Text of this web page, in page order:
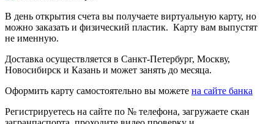
В день открытия счета вы получаете виртуальную карту, но
можно заказать и физический пластик. Карту вам выпустят
не именную.
Доставка осуществляется в Санкт-Петербург, Москву,
Новосибирск и Казань и может занять до месяца.
Оформить карту самостоятельно вы можете на сайте банка
Регистрируетесь на сайте по № телефона, загружаете скан